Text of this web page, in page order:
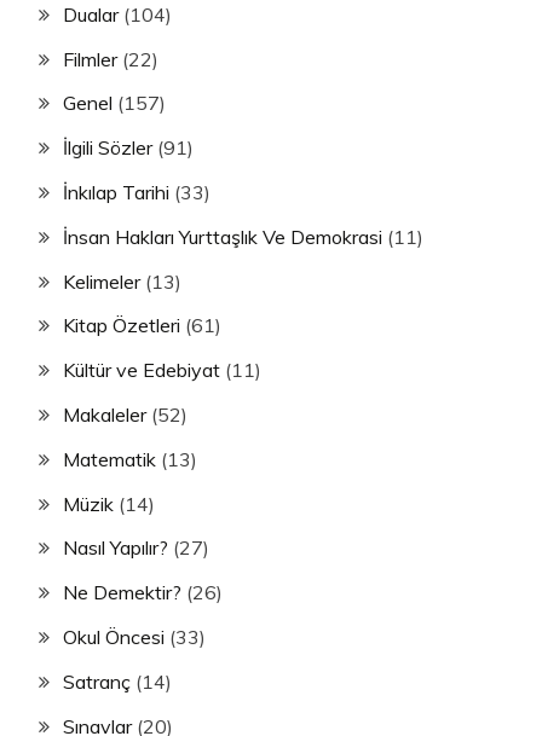
Dualar(104)
Filmler(22)
Genel (157)
İlgili Sözler(91)
İnkılap Tarihi (33)
İnsan Hakları Yurttaşlık Ve Demokrasi (11)
Kelimeler(13)
Kitap Özetleri (61)
Kültür ve Edebiyat (11)
Makaleler(52)
Matematik (13)
Müzik (14)
Nasıl Yapılır? (27)
Ne Demektir? (26)
Okul Öncesi (33)
Satranç (14)
Sınavlar(20)